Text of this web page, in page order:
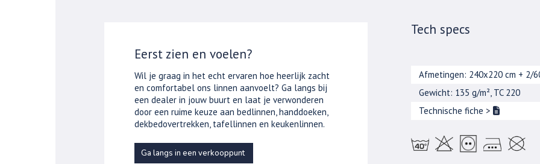
Eerst zien en voelen?
Wil je graag in het echt ervaren hoe heerlijk zacht
en comfortabel ons linnen aanvoelt? Ga langs bij
een dealer in jouw buurt en laat je verwonderen
door een ruime keuze aan bedlinnen, handdoeken,
dekbedovertrekken, tafellinnen en keukenlinnen.
Ga langs in een verkooppunt
Tech specs
Afmetingen: 240x220 cm + 2/
Gewicht: 135 g/m², TC 220
Technische fiche >